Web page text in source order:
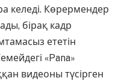
келеді. Көрермендер
бірақ кадр
ететін
«Pana»
видеоны түсірген